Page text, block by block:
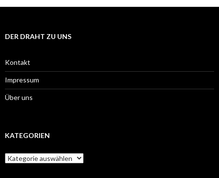
DER DRAHT ZU UNS
Kontakt
Impressum
Über uns
KATEGORIEN
Kategorien